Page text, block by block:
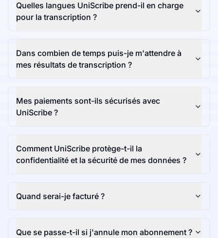
Quelles langues UniScribe prend-il en charge
pour la transcription ?
Dans combien de temps puis-je m'attendre à
mes résultats de transcription ?
Mes paiements sont-ils sécurisés avec
UniScribe ?
Comment UniScribe protège-t-il la
confidentialité et la sécurité de mes données ?
Quand serai-je facturé ?
Que se passe-t-il si j'annule mon abonnement ?